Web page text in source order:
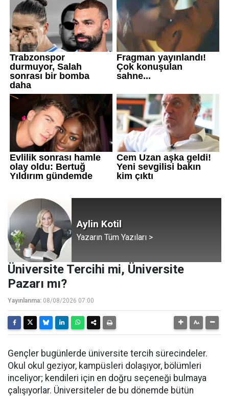
Aylin Kotil
Yazarın Tüm Yazıları >
Üniversite Tercihi mi, Üniversite
Pazarı mı?
Yayınlanma: 08/08/2026 07:00
Gençler bugünlerde üniversite tercih sürecindeler.
Okul okul geziyor, kampüsleri dolaşıyor, bölümleri
inceliyor; kendileri için en doğru seçeneği bulmaya
çalışıyorlar. Üniversiteler de bu dönemde bütün